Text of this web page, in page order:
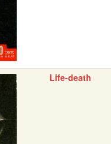
Life-death